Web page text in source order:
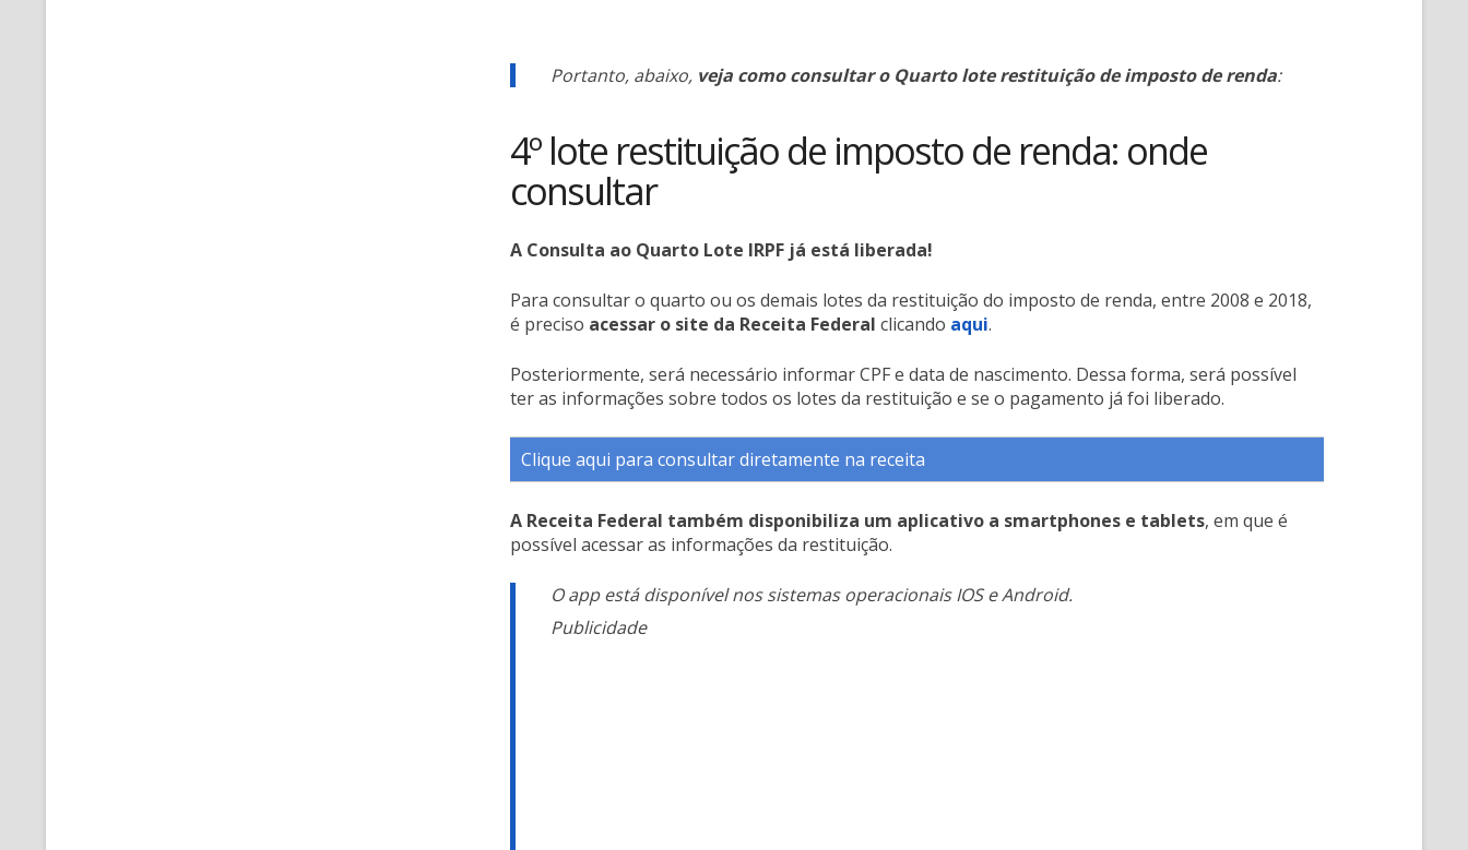
Portanto, abaixo, veja como consultar o Quarto lote restituição de imposto de renda:
4º lote restituição de imposto de renda: onde
consultar
A Consulta ao Quarto Lote IRPF já está liberada!
Para consultar o quarto ou os demais lotes da restituição do imposto de renda, entre 2008 e 2018,
é preciso acessar o site da Receita Federal clicando aqui.
Posteriormente, será necessário informar CPF e data de nascimento. Dessa forma, será possível
ter as informações sobre todos os lotes da restituição e se o pagamento já foi liberado.
Clique aqui para consultar diretamente na receita
A Receita Federal também disponibiliza um aplicativo a smartphones e tablets, em que é
possível acessar as informações da restituição.
O app está disponível nos sistemas operacionais IOS e Android.
Publicidade